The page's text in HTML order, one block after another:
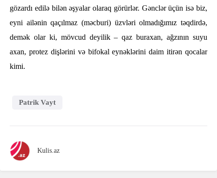
gözardı edilə bilən əşyalar olaraq görürlər. Gənclər üçün isə biz,
eyni ailənin qaçılmaz (məcburi) üzvləri olmadığımız təqdirdə,
demək olar ki, mövcud deyilik – qaz buraxan, ağzının suyu
axan, protez dişlərini və bifokal eynəklərini daim itirən qocalar
kimi.
Patrik Vayt
Kulis.az